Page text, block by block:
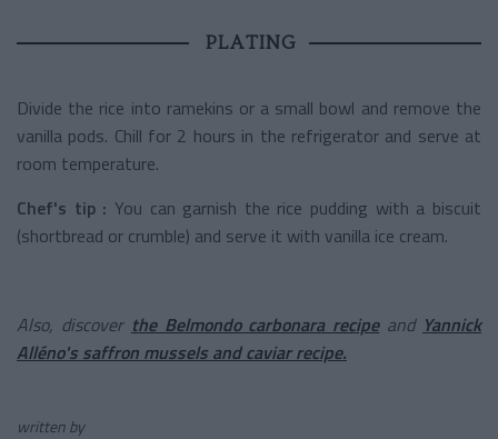
PLATING
Divide the rice into ramekins or a small bowl and remove the
vanilla pods. Chill for 2 hours in the refrigerator and serve at
room temperature.
Chef's tip : You can garnish the rice pudding with a biscuit
(shortbread or crumble) and serve it with vanilla ice cream.
Also, discover the Belmondo carbonara recipeand Yannick
Alléno's saffron mussels and caviar recipe.
written by